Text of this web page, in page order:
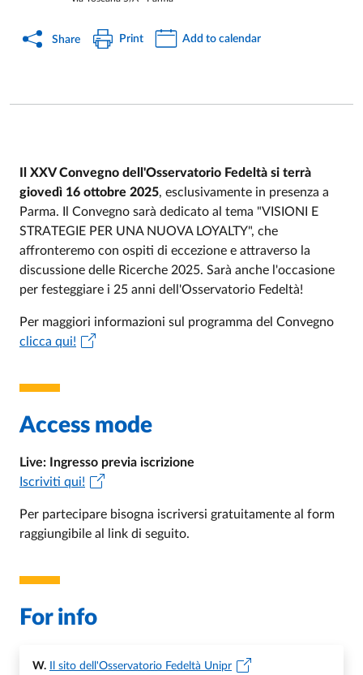
Share Print Add to calendar
Event description
Il XXV Convegno dell'Osservatorio Fedeltà si terrà
giovedì 16 ottobre 2025, esclusivamente in presenza a
Parma. Il Convegno sarà dedicato al tema "VISIONI E
STRATEGIE PER UNA NUOVA LOYALTY", che
affronteremo con ospiti di eccezione e attraverso la
discussione delle Ricerche 2025. Sarà anche l'occasione
per festeggiare i 25 anni dell'Osservatorio Fedeltà!
Per maggiori informazioni sul programma del Convegno
clicca qui!
Access mode
Live: Ingresso previa iscrizione
Iscriviti qui!
Per partecipare bisogna iscriversi gratuitamente al form
raggiungibile al link di seguito.
For info
W.
Il sito dell'Osservatorio Fedeltà Unipr